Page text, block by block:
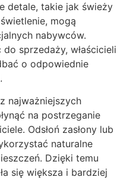
detale, takie jak świeży
mogą
nabywców.
sprzedaży, właścicieli
o odpowiednie
najważniejszych
na postrzeganie
Odsłoń zasłony lub
naturalne
Dzięki temu
się większa i bardziej